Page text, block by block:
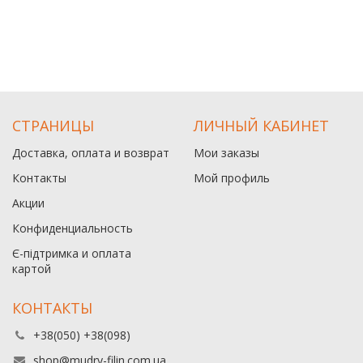
СТРАНИЦЫ
Доставка, оплата и возврат
Контакты
Акции
Конфиденциальность
Є-підтримка и оплата
картой
ЛИЧНЫЙ КАБИНЕТ
Мои заказы
Мой профиль
КОНТАКТЫ
+38(050) +38(098)